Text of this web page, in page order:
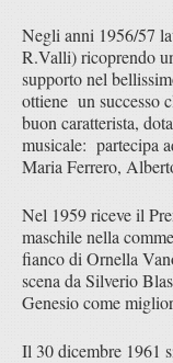
Negli anni 1956/57
R.Valli) ricoprendo
supporto nel
ottiene un successo
buon caratterista,
musicale: partecipa
Maria Ferrero,
Nel 1959 riceve il
maschile nella
fianco di Ornella
scena da Silverio
Genesio come
Il 30 dicembre 1961